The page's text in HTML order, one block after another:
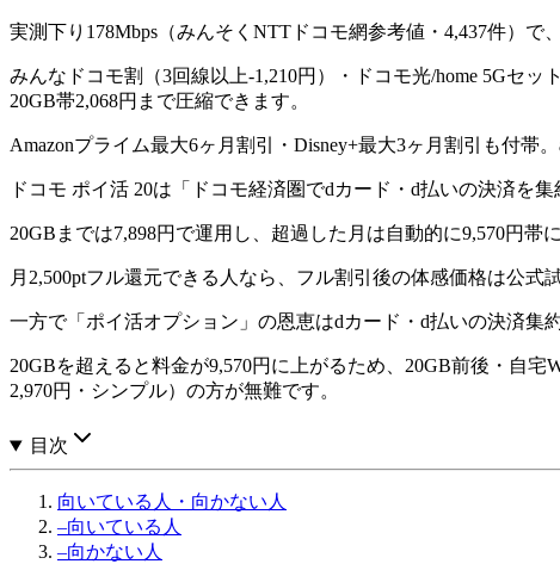
実測下り178Mbps（みんそくNTTドコモ網参考値・4,437件）で
みんなドコモ割（3回線以上-1,210円）・ドコモ光/home 5Gセ
20GB帯2,068円まで圧縮できます。
Amazonプライム最大6ヶ月割引・Disney+最大3ヶ月割引も付帯
ドコモ ポイ活 20は「ドコモ経済圏でdカード・d払いの決済を
20GBまでは7,898円で運用し、超過した月は自動的に9,570円
月2,500ptフル還元できる人なら、フル割引後の体感価格は公式
一方で「ポイ活オプション」の恩恵はdカード・d払いの決済集
20GBを超えると料金が9,570円に上がるため、20GB前後・自
2,970円・シンプル）の方が無難です。
目次
向いている人・向かない人
–向いている人
–向かない人